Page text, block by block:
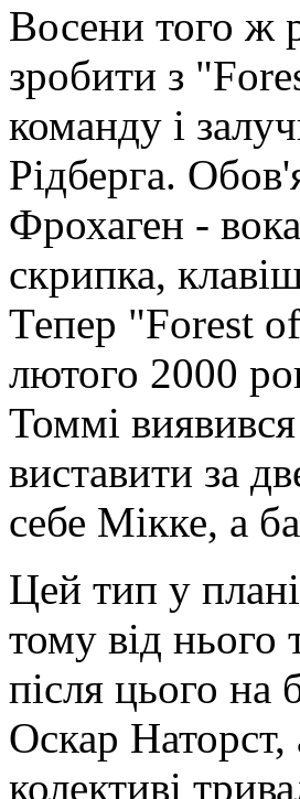
Восени того ж
зробити з
команду і
Рідберга.
Фрохаген -
скрипка,
Тепер "Forest
лютого 2000
Томмі
виставити за
себе Мікке, а
Цей тип у
тому від
після цього на
Оскар
колективі